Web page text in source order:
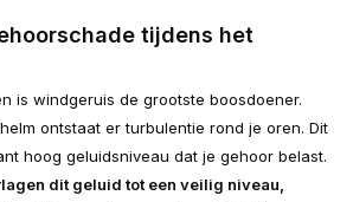
tijdens het
is windgeruis de grootste boosdoener.
ontstaat er turbulentie rond je oren. Dit
hoog geluidsniveau dat je gehoor belast.
dit geluid tot een veilig niveau,